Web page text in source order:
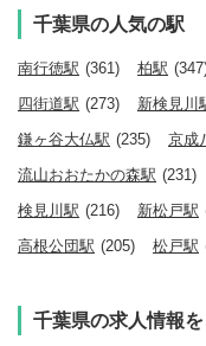
千葉県の人気の駅
南行徳駅 (361) 柏駅
四街道駅 (273) 新検見川
鎌ヶ谷大仏駅 (235) 京成
流山おおたかの森駅 (231)
検見川駅 (216) 新松戸駅
高根公団駅 (205) 松戸駅
千葉県の求人情報